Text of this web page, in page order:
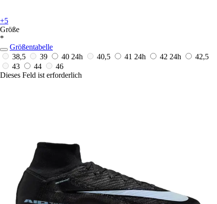
+5
Größe
*
Größentabelle
38,5
39 40 24h 40,5 41 24h 42 24h
42,5
43
44
46
Dieses Feld ist erforderlich